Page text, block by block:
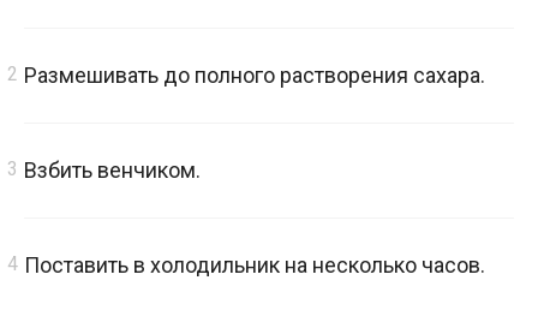
Размешивать до полного растворения сахара.
Взбить венчиком.
Поставить в холодильник на несколько часов.